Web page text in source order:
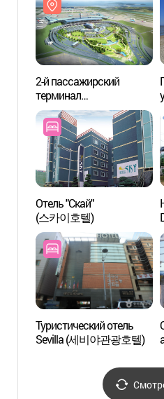
2-й пассажирский
терминал
международного
аэропорта Инчхон
(인천국제공항
제2여객터미널)
Отель "Скай"
(스카이호텔)
Туристический отель
Sevilla (세비야관광호텔)